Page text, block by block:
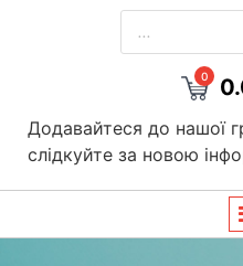
PRODUCTS
SEARCH
0
Додавайтеся до нашої
слідкуйте за новою